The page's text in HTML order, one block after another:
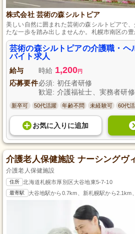
株式会社 芸術の森シルトピア
美しい自然に囲まれた芸術の森シルトピアで
たな一歩を踏み出しませんか。札幌市南区の
活を支えるやりがいある仕事です。未経験で
ライフスタイルに合わせた柔軟な勤務が可能
さが、入居者様の笑顔を増やす力になります
芸術の森シルトピアの介護職・ヘ
バイト求人
給与 時給 1,200円
応募要件必須: 初任者研修
歓迎: 介護福祉士、実務者研修
新卒可 50代活躍 年齢不問 未経験可 60代
お気に入り に追加
介護老人保健施設 ナーシングヴ
介護老人保健施設
住所 北海道札幌市厚別区大谷地東5-7-10
最寄駅 大谷地駅から0.7km、新札幌駅から2.1km